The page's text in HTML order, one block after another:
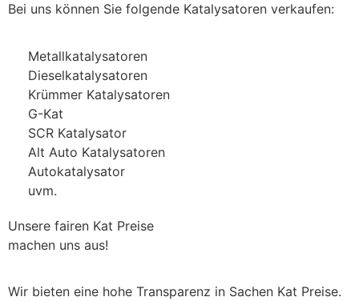
Bei uns können Sie folgende Katalysatoren verkaufen:
Metallkatalysatoren
Dieselkatalysatoren
Krümmer Katalysatoren
G-Kat
SCR Katalysator
Alt Auto Katalysatoren
Autokatalysator
uvm.
Unsere fairen Kat Preise
machen uns aus!
Wir bieten eine hohe Transparenz in Sachen Kat Preise.